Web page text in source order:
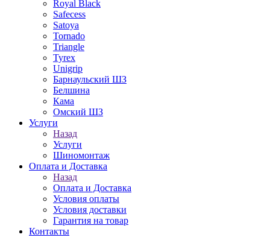
Royal Black
Safecess
Satoya
Tornado
Triangle
Tyrex
Unigrip
Барнаульский ШЗ
Белшина
Кама
Омский ШЗ
Услуги
Назад
Услуги
Шиномонтаж
Оплата и Доставка
Назад
Оплата и Доставка
Условия оплаты
Условия доставки
Гарантия на товар
Контакты